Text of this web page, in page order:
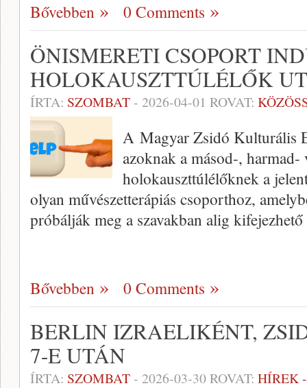
Bővebben 0 Comments
ÖNISMERETI CSOPORT
HOLOKAUSZTTÚLÉLŐK
ÍRTA: SZOMBAT- 2026-04-01 ROVAT:
A Magyar Zsidó Kulturális
azoknak a másod-,
holokauszttúlélőknek a
olyan művészetterápiás csoporthoz,
próbálják meg a szavakban alig kifejezhető
Bővebben 0 Comments
BERLIN IZRAELIKÉNT,
7-E UTÁN
ÍRTA: SZOMBAT- 2026-03-30ROVAT: HÍREK